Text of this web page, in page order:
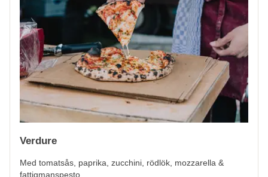
Verdure
Med tomatsås, paprika, zucchini, rödlök, mozzarella &
fattigmanspesto